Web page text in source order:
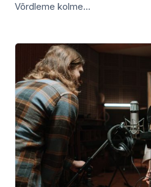
Võrdleme kolme...